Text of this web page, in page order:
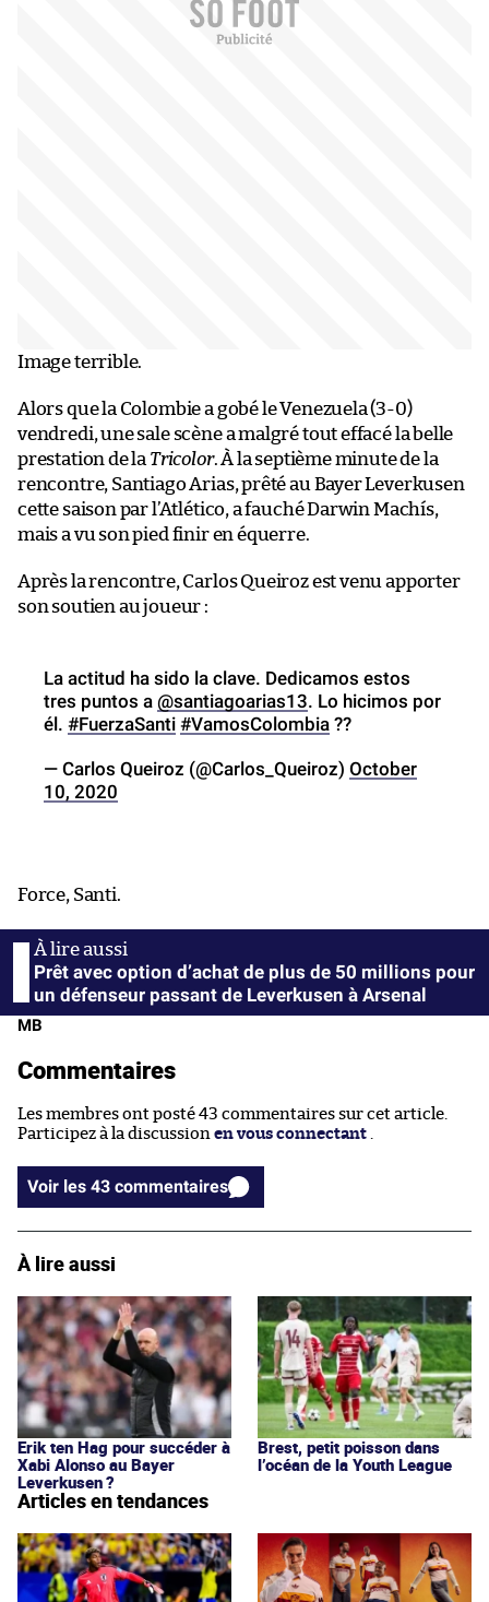
Image terrible.
Alors que la Colombie a gobé le Venezuela (3-0)
vendredi, une sale scène a malgré tout effacé la belle
prestation de la Tricolor. À la septième minute de la
rencontre, Santiago Arias, prêté au Bayer Leverkusen
cette saison par l’Atlético, a fauché Darwin Machís,
mais a vu son pied finir en équerre.
Après la rencontre, Carlos Queiroz est venu apporter
son soutien au joueur :
La actitud ha sido la clave. Dedicamos estos
tres puntos a @santiagoarias13. Lo hicimos por
él. #FuerzaSanti #VamosColombia ??
— Carlos Queiroz (@Carlos_Queiroz) October
10, 2020
Force, Santi.
Prêt avec option d’achat de plus de 50 millions pour
un défenseur passant de Leverkusen à Arsenal
MB
Commentaires
Les membres ont posté 43 commentaires sur cet article.
Participez à la discussion en vous connectant
Voir les 43 commentaires
À lire aussi
Erik ten Hag pour succéder à
Xabi Alonso au Bayer
Leverkusen ?
Brest, petit poisson dans
l’océan de la Youth League
Articles en tendances